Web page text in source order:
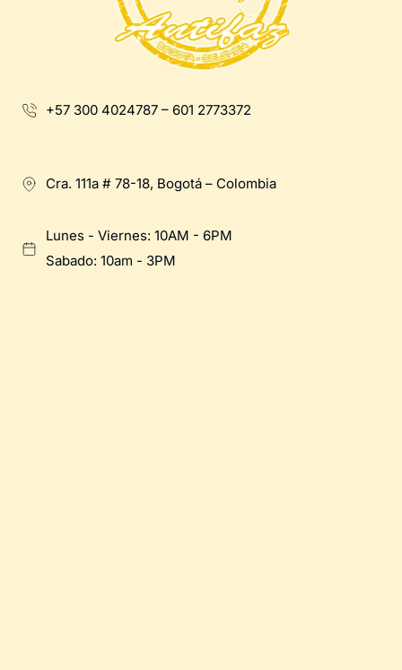
+57 300 4024787 – 601 2773372
Cra. 111a # 78-18, Bogotá – Colombia
Lunes - Viernes: 10AM - 6PM
Sabado: 10am - 3PM